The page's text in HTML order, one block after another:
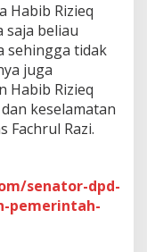
Habib Rizieq
saja beliau
sehingga tidak
juga
Habib Rizieq
keselamatan
Fachrul Razi.
senator-dpd-
pemerintah-